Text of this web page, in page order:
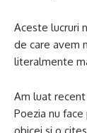
Aceste lucruri
de care avem
literalmente
Am luat recent
Poezia nu